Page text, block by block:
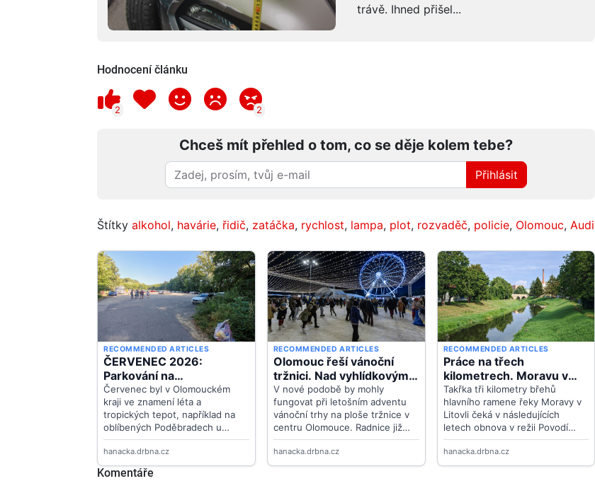
trávě. Ihned přišel...
Hodnocení článku
2 2
Chceš mít přehled o tom, co se děje kolem tebe?
Přihlásit
Štítky alkohol, havárie, řidič, zatáčka, rychlost, lampa, plot, rozvaděč, policie, Olomouc, Audi
Komentáře